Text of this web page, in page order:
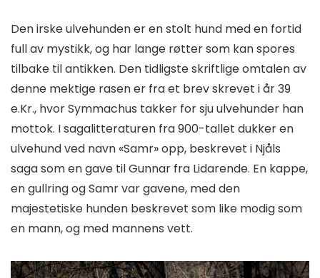
Den irske ulvehunden er en stolt hund med en fortid
full av mystikk, og har lange røtter som kan spores
tilbake til antikken. Den tidligste skriftlige omtalen av
denne mektige rasen er fra et brev skrevet i år 39
e.Kr., hvor Symmachus takker for sju ulvehunder han
mottok. I sagalitteraturen fra 900-tallet dukker en
ulvehund ved navn «Samr» opp, beskrevet i Njåls
saga som en gave til Gunnar fra Lidarende. En kappe,
en gullring og Samr var gavene, med den
majestetiske hunden beskrevet som like modig som
en mann, og med mannens vett.